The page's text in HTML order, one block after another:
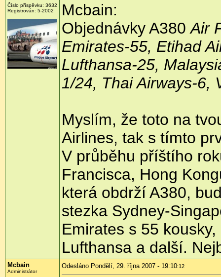
Číslo příspěvku: 3632
Registrován: 5-2002
Mcbain:
Objednávky A380Air
Emirates-55, Etihad
Lufthansa-25,
1/24, Thai Airways-6,
Myslím, že toto na
Airlines, tak s tímto
V průběhu příštího
Francisca, Hong
která obdrží A380,
stezka Sydney-
Emirates s 55
Lufthansa a další.
Mcbain
Administrátor
Odesláno Pondělí, 29. října 2007 - 19:10:12